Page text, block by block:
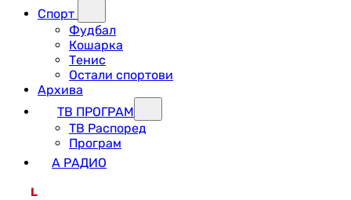
Спорт
Фудбал
Кошарка
Тенис
Остали спортови
Архива
ТВ ПРОГРАМ
ТВ Распоред
Програм
А РАДИО
L